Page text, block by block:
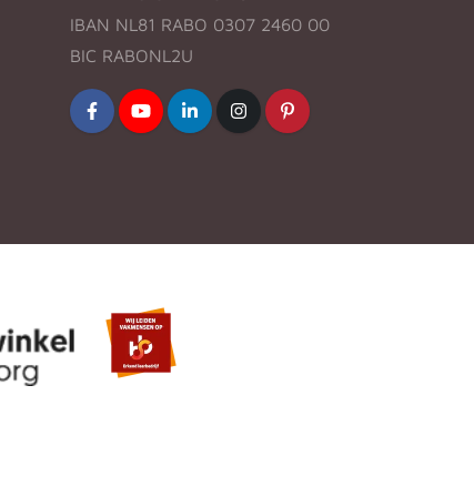
IBAN NL81 RABO 0307 2460 00
BIC RABONL2U